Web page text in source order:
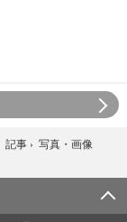
記事 › 写真・画像